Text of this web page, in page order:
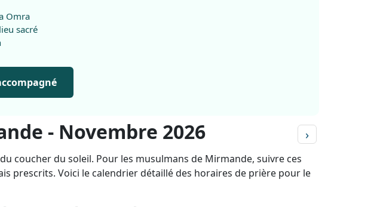
Omra
sacré
- Novembre 2026 ›
coucher du soleil. Pour les musulmans de Mirmande, suivre ces
prescrits. Voici le calendrier détaillé des horaires de prière pour le